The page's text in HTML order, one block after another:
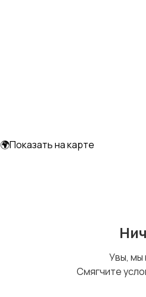
🌍Показать на карте
Увы, мы
Смягчите